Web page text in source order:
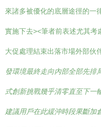
來諸多被優化的底層途徑的一
實施下去><筆者前表述尤其考
大促處理結束出落市場外部伙
發環境最終走向內部全部先排
式創新挑戰幾乎清零直至下一
建議用戶在此緩沖時段果斷加